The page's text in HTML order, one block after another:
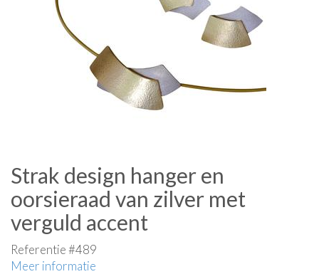
Strak design hanger en
oorsieraad van zilver met
verguld accent
Referentie #489
Meer informatie